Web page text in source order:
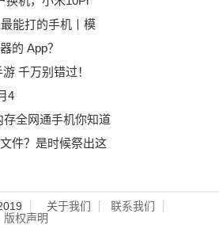
能打的手机丨模
的 App？
千万别错过！
4
全网通手机你知道
件？是时候祭出这
关于我们
联系我们
版权声明